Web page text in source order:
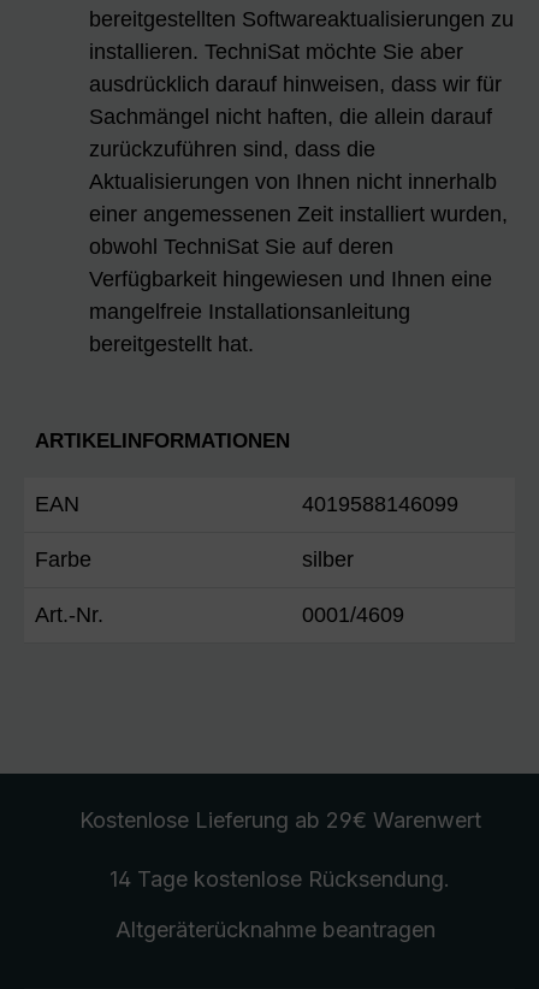
bereitgestellten Softwareaktualisierungen zu
installieren. TechniSat möchte Sie aber
ausdrücklich darauf hinweisen, dass wir für
Sachmängel nicht haften, die allein darauf
zurückzuführen sind, dass die
Aktualisierungen von Ihnen nicht innerhalb
einer angemessenen Zeit installiert wurden,
obwohl TechniSat Sie auf deren
Verfügbarkeit hingewiesen und Ihnen eine
mangelfreie Installationsanleitung
bereitgestellt hat.
ARTIKELINFORMATIONEN
EAN 4019588146099
Farbe silber
Art.-Nr. 0001/4609
Kostenlose Lieferung ab 29€ Warenwert
14 Tage kostenlose Rücksendung.
Altgeräterücknahmebeantragen